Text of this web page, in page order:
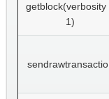
getblock(verbosity
1)